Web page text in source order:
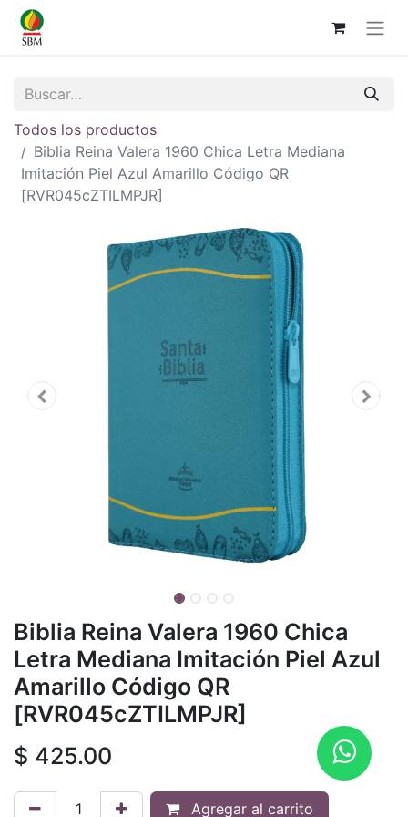
Todos los productos
Biblia Reina Valera 1960 Chica Letra Mediana
Imitación Piel Azul Amarillo Código QR
[RVR045cZTILMPJR]
Biblia Reina Valera 1960 Chica
Letra Mediana Imitación Piel Azul
Amarillo Código QR
[RVR045cZTILMPJR]
$ 425.00
Agregar al carrito